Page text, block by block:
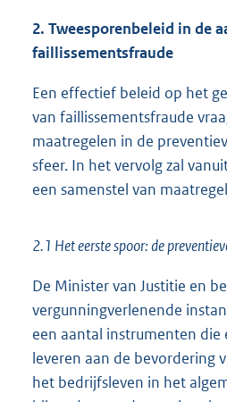
2. Tweesporenbeleid in de
faillissementsfraude
Een effectief beleid op het
van faillissementsfraude
maatregelen in de
sfeer. In het vervolg zal
een samenstel van
2.1 Het eerste spoor: de
De Minister van Justitie en
vergunningverlenende
een aantal instrumenten die
leveren aan de bevordering
het bedrijfsleven in het